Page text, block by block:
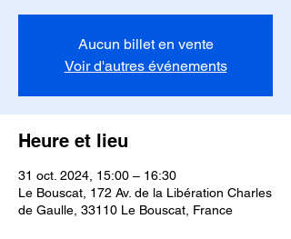
Aucun billet en vente
Voir d'autres événements
Heure et lieu
31 oct. 2024, 15:00 – 16:30
Le Bouscat, 172 Av. de la Libération Charles
de Gaulle, 33110 Le Bouscat, France